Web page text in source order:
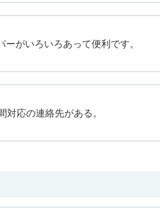
ーがいろいろあって便利です。
対応の連絡先がある。